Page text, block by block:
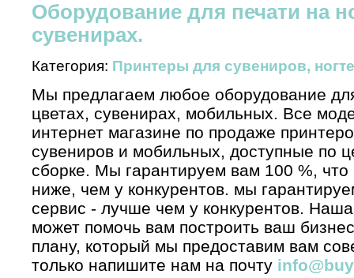
Оборудование для печати на
сувенирах.
Категория: Принтеры для сувениров,
Мы предлагаем любое оборудование
цветах, сувенирах, мобильных. Все
интернет магазине по продаже
сувениров и мобильных, доступные по
сборке. Мы гарантируем вам 100 %,
ниже, чем у конкурентов. мы
сервис - лучше чем у конкурентов.
может помочь вам построить ваш
плану, который мы предоставим вам
только напишите нам на почту